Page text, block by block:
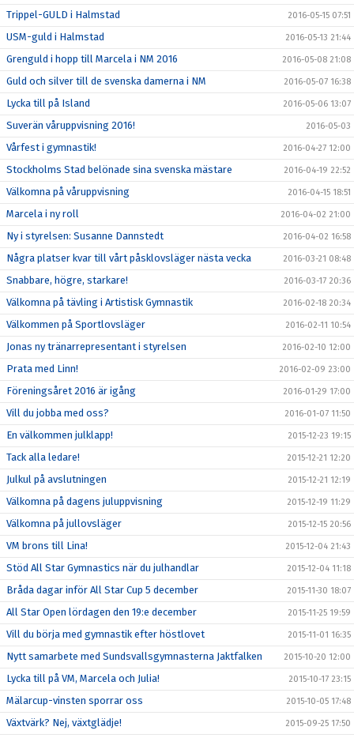
Trippel-GULD i Halmstad 2016-05-15 07:51
USM-guld i Halmstad 2016-05-13 21:44
Grenguld i hopp till Marcela i NM 2016 2016-05-08 21:08
Guld och silver till de svenska damerna i NM 2016-05-07 16:38
Lycka till på Island 2016-05-06 13:07
Suverän våruppvisning 2016! 2016-05-03
Vårfest i gymnastik! 2016-04-27 12:00
Stockholms Stad belönade sina svenska mästare 2016-04-19 22:52
Välkomna på våruppvisning 2016-04-15 18:51
Marcela i ny roll 2016-04-02 21:00
Ny i styrelsen: Susanne Dannstedt 2016-04-02 16:58
Några platser kvar till vårt påsklovsläger nästa vecka 2016-03-21 08:48
Snabbare, högre, starkare! 2016-03-17 20:36
Välkomna på tävling i Artistisk Gymnastik 2016-02-18 20:34
Välkommen på Sportlovsläger 2016-02-11 10:54
Jonas ny tränarrepresentant i styrelsen 2016-02-10 12:00
Prata med Linn! 2016-02-09 23:00
Föreningsåret 2016 är igång 2016-01-29 17:00
Vill du jobba med oss? 2016-01-07 11:50
En välkommen julklapp! 2015-12-23 19:15
Tack alla ledare! 2015-12-21 12:20
Julkul på avslutningen 2015-12-21 12:19
Välkomna på dagens juluppvisning 2015-12-19 11:29
Välkomna på jullovsläger 2015-12-15 20:56
VM brons till Lina! 2015-12-04 21:43
Stöd All Star Gymnastics när du julhandlar 2015-12-04 11:18
Bråda dagar inför All Star Cup 5 december 2015-11-30 18:07
All Star Open lördagen den 19:e december 2015-11-25 19:59
Vill du börja med gymnastik efter höstlovet 2015-11-01 16:35
Nytt samarbete med Sundsvallsgymnasterna Jaktfalken 2015-10-20 12:00
Lycka till på VM, Marcela och Julia! 2015-10-17 23:15
Mälarcup-vinsten sporrar oss 2015-10-05 17:48
Växtvärk? Nej, växtglädje! 2015-09-25 17:50